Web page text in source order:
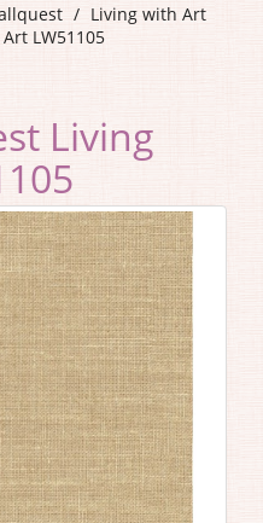
Living with Art
LW51105
Living